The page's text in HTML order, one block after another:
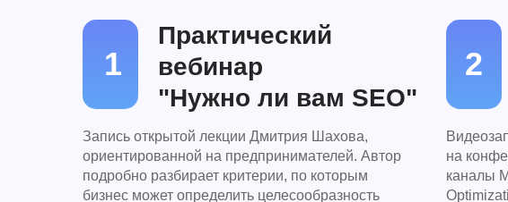
Практический
вебинар
"Нужно ли вам SEO"
Запись открытой лекции Дмитрия Шахова,
ориентированной на предпринимателей. Автор
подробно разбирает критерии, по которым
бизнес может определить целесообразность
1
на
каналы
2